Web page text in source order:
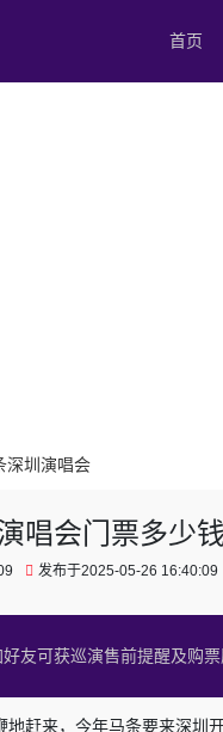
首页
深圳演唱会
唱会门票多少
发布于2025-05-26 16:40:09
好友可获巡演售前提醒及购
地赶来，今年马条要来深